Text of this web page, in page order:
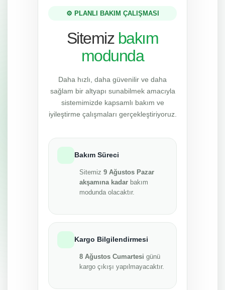
⚙️ PLANLI BAKIM ÇALIŞMASI
Sitemiz bakım
modunda
Daha hızlı, daha güvenilir ve daha
sağlam bir altyapı sunabilmek amacıyla
sistemimizde kapsamlı bakım ve
iyileştirme çalışmaları gerçekleştiriyoruz.
Bakım Süreci
Sitemiz 9 Ağustos Pazar
akşamına kadar bakım
modunda olacaktır.
Kargo Bilgilendirmesi
8 Ağustos Cumartesi günü
kargo çıkışı yapılmayacaktır.